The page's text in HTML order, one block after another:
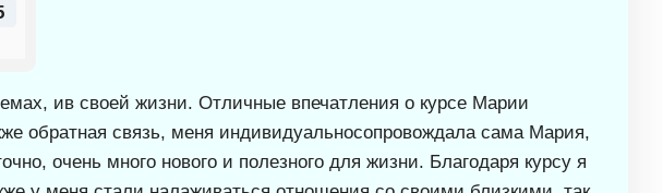
ив своей жизни. Отличные впечатления о курсе Марии
обратная связь, меня индивидуальносопровождала сама Мария,
очень много нового и полезного для жизни. Благодаря курсу я